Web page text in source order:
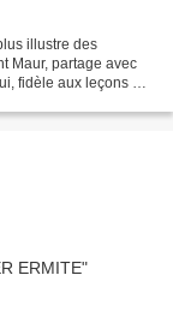
illustre des
Maur, partage avec
fidèle aux leçons de